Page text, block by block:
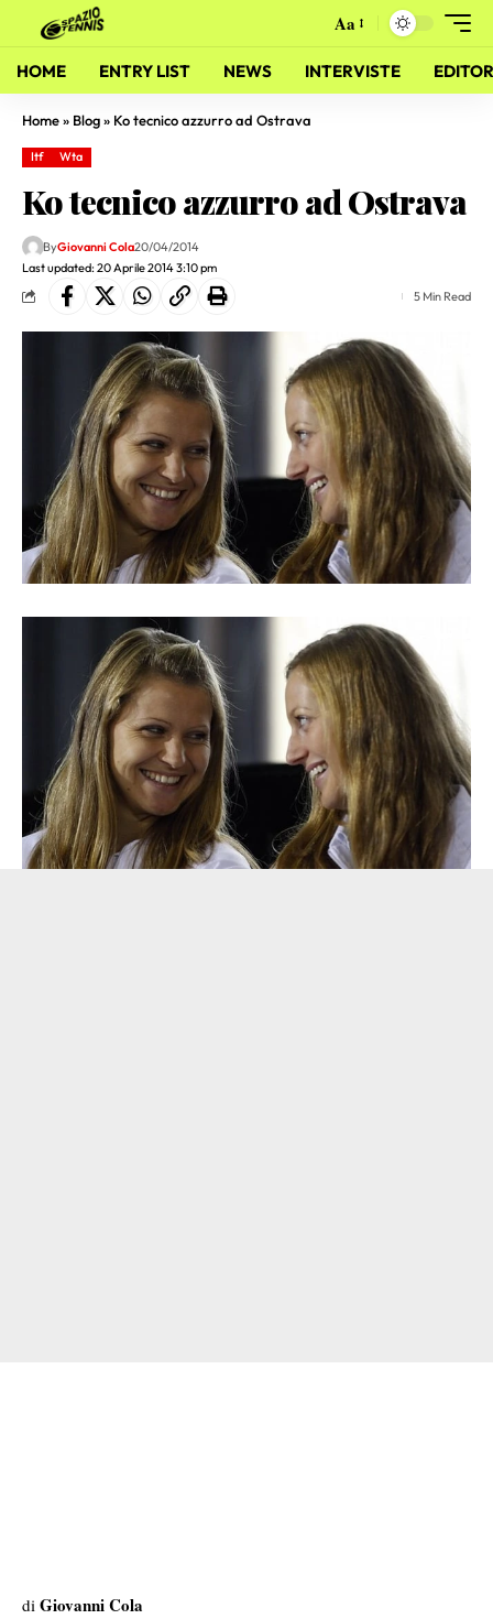
Aa
HOME ENTRY LIST NEWS INTERVISTE
Home» Blog» Ko tecnico azzurro ad Ostrava
Itf Wta
Ko tecnico azzurro ad Ostrava
Last updated: 20 Aprile 2014 3:10 pm
ByGiovanni Cola20/04/2014
5 Min Read
di Giovanni Cola